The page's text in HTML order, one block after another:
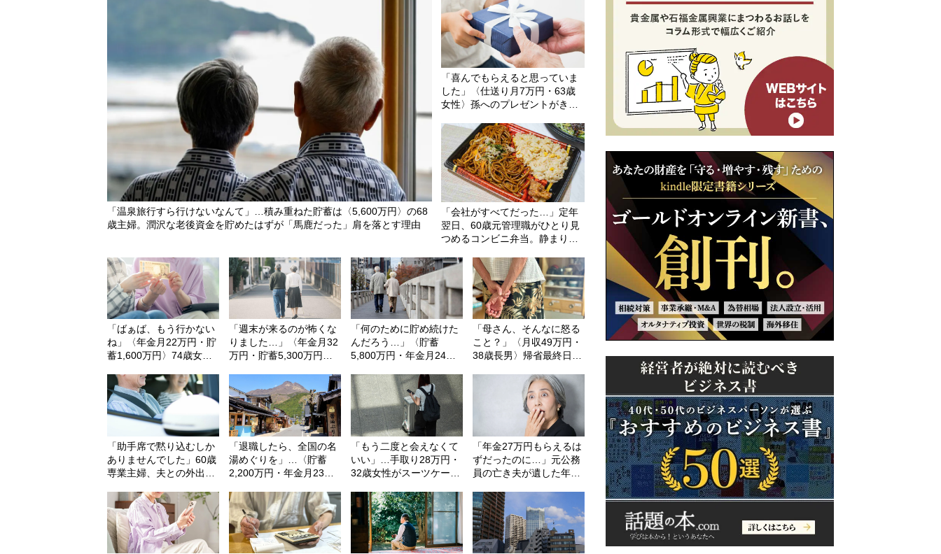
「温泉旅行すら行けないなんて」…積み重ねた貯蓄は〈5,600万円〉の68
歳主婦。潤沢な老後資金を貯めたはずが「馬鹿だった」肩を落とす理由
「喜んでもらえると思っていま
した」〈仕送り月7万円・63歳
女性〉孫へのプレゼントがきっ
「会社がすべてだった…」定年
翌日、60歳元管理職がひとり見
つめるコンビニ弁当。静まり返
「ばぁば、もう行かない
ね」〈年金月22万円・貯
蓄1,600万円〉74歳女
気づいた“家族との距離”
「週末が来るのが怖くな
りました…」〈年金月32
万円・貯蓄5,300万円〉
ト”の老後に疲れ切った理
由
「何のために貯め続けた
んだろう…」〈貯蓄
5,800万円・年金月24万
し寄せた“空っぽの毎日”
「母さん、そんなに怒る
こと？」〈月収49万円・
38歳長男〉帰省最終日に
「助手席で黙り込むしか
ありませんでした」60歳
専業主婦、夫との外出で
感”
「退職したら、全国の名
湯めぐりを」…〈貯蓄
2,200万円・年金月23万
な夢、潰える。きっかけ
は、25歳息子から届いた
「まさかのLINE」
「もう二度と会えなくて
いい」…手取り28万円・
32歳女性がスーツケース
日。きっかけは66歳母の
「背筋の凍る一言」
「年金27万円もらえるは
ずだったのに…」元公務
員の亡き夫が遺した年金
句した「少なすぎる年金
額」